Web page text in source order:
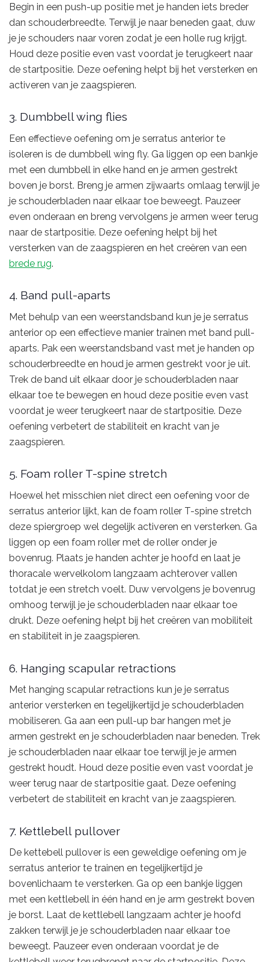
Begin in een push-up positie met je handen iets breder
dan schouderbreedte. Terwijl je naar beneden gaat, duw
je je schouders naar voren zodat je een holle rug krijgt.
Houd deze positie even vast voordat je terugkeert naar
de startpositie. Deze oefening helpt bij het versterken en
activeren van je zaagspieren.
3. Dumbbell wing flies
Een effectieve oefening om je serratus anterior te
isoleren is de dumbbell wing fly. Ga liggen op een bankje
met een dumbbell in elke hand en je armen gestrekt
boven je borst. Breng je armen zijwaarts omlaag terwijl je
je schouderbladen naar elkaar toe beweegt. Pauzeer
even onderaan en breng vervolgens je armen weer terug
naar de startpositie. Deze oefening helpt bij het
versterken van de zaagspieren en het creëren van een
brede rug.
4. Band pull-aparts
Met behulp van een weerstandsband kun je je serratus
anterior op een effectieve manier trainen met band pull-
aparts. Pak een weerstandsband vast met je handen op
schouderbreedte en houd je armen gestrekt voor je uit.
Trek de band uit elkaar door je schouderbladen naar
elkaar toe te bewegen en houd deze positie even vast
voordat je weer terugkeert naar de startpositie. Deze
oefening verbetert de stabiliteit en kracht van je
zaagspieren.
5. Foam roller T-spine stretch
Hoewel het misschien niet direct een oefening voor de
serratus anterior lijkt, kan de foam roller T-spine stretch
deze spiergroep wel degelijk activeren en versterken. Ga
liggen op een foam roller met de roller onder je
bovenrug. Plaats je handen achter je hoofd en laat je
thoracale wervelkolom langzaam achterover vallen
totdat je een stretch voelt. Duw vervolgens je bovenrug
omhoog terwijl je je schouderbladen naar elkaar toe
drukt. Deze oefening helpt bij het creëren van mobiliteit
en stabiliteit in je zaagspieren.
6. Hanging scapular retractions
Met hanging scapular retractions kun je je serratus
anterior versterken en tegelijkertijd je schouderbladen
mobiliseren. Ga aan een pull-up bar hangen met je
armen gestrekt en je schouderbladen naar beneden. Trek
je schouderbladen naar elkaar toe terwijl je je armen
gestrekt houdt. Houd deze positie even vast voordat je
weer terug naar de startpositie gaat. Deze oefening
verbetert de stabiliteit en kracht van je zaagspieren.
7. Kettlebell pullover
De kettebell pullover is een geweldige oefening om je
serratus anterior te trainen en tegelijkertijd je
bovenlichaam te versterken. Ga op een bankje liggen
met een kettlebell in één hand en je arm gestrekt boven
je borst. Laat de kettlebell langzaam achter je hoofd
zakken terwijl je je schouderbladen naar elkaar toe
beweegt. Pauzeer even onderaan voordat je de